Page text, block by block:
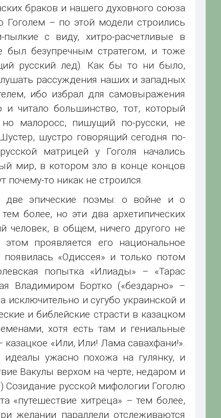
браков и нашего духовного союза
– по этой модели строились
с виду, хитро-расчетливые в
безупречным стратегом, и тоже
русский лед). Как бы то ни было,
рассуждения наших и западных
ибо избрал для самовыражения
читало большинство, тот, который
малоросс, пишущий по-русски, не
шустро говорящий сегодня по-
матрицей у Гоголя начались
мир, в котором зло в конце концов
почему-то никак не строился.
две эпические поэмы: о войне и о
более, но эти два архетипических
человек, в общем, ничего другого не
проявляется его национальное
«Одиссея» и только потом
попытка «Илиады» – «Тарас
Владимиром Бортко («бездарно» –
и сугубо украинской и
и библейские страсти в казацком
хотя есть там и гениальные
«Или, Или! Лама савахфани!».
ужасно похожа на гулянку, и
Вакулы верхом на черте, недаром и
Созидание русской мифологии Гоголю
«путешествие хитреца» – тем более,
желании параллели отслеживаются